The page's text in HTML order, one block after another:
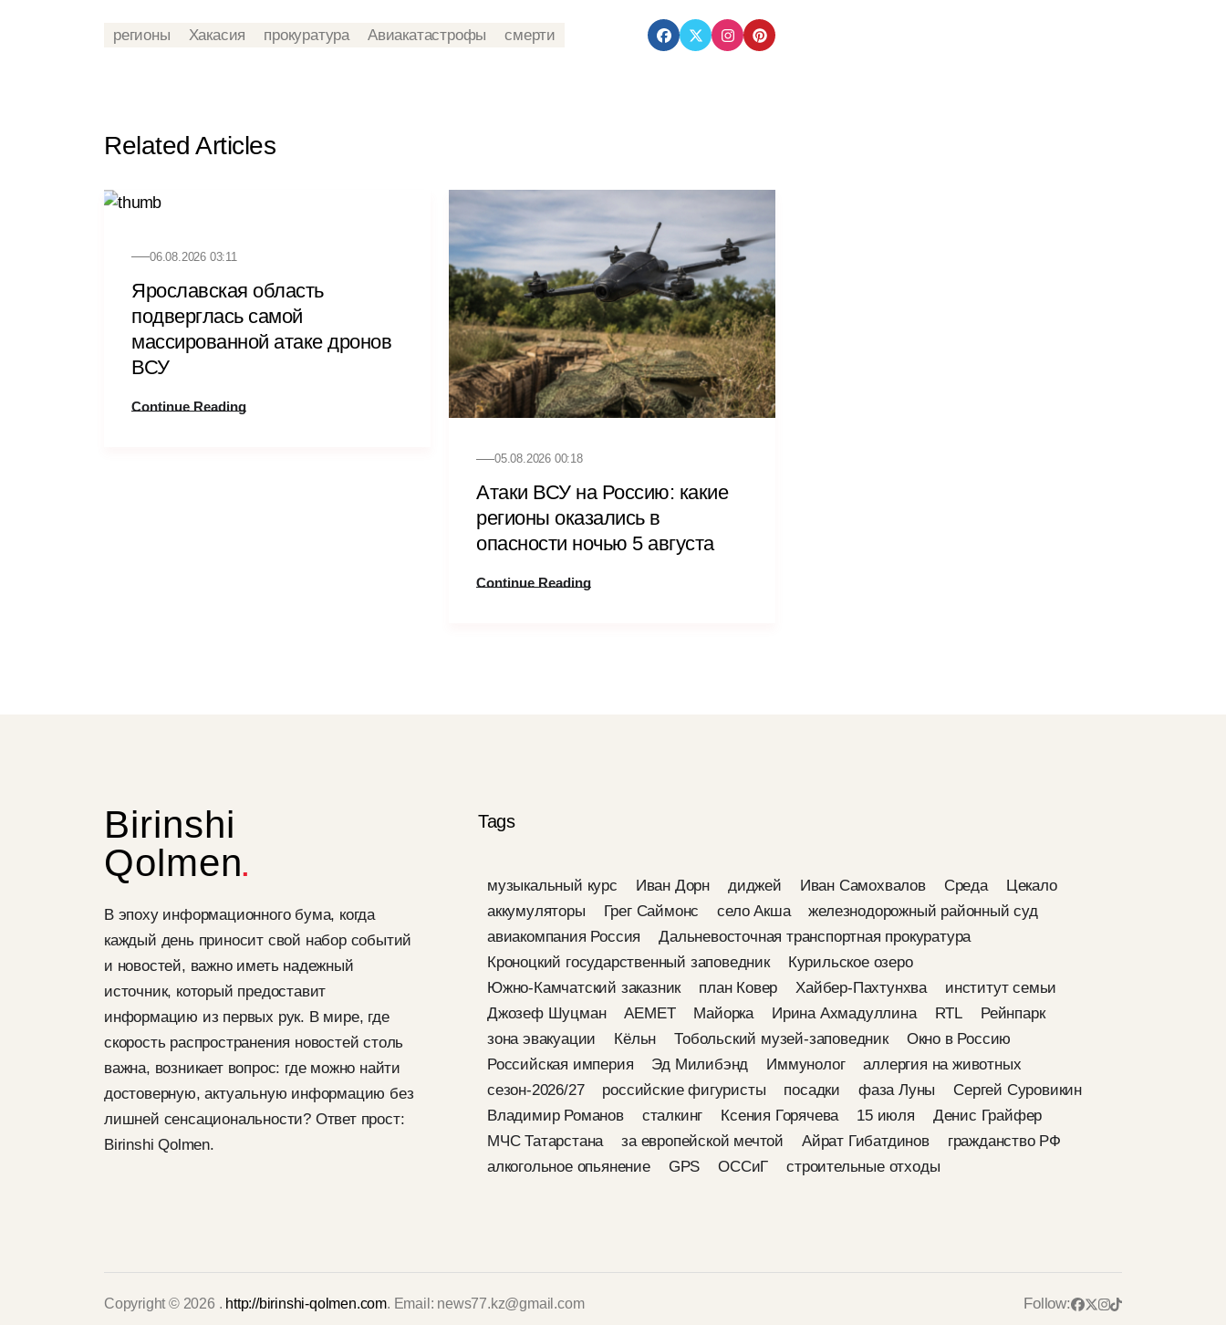
регионы Хакасия прокуратура Авиакатастрофы смерти
Related Articles
06.08.2026 03:11
Ярославская область
подверглась самой
массированной атаке дронов
ВСУ
Continue Reading
05.08.2026 00:18
Атаки ВСУ на Россию: какие
регионы оказались в
опасности ночью 5 августа
Continue Reading
Birinshi
Qolmen
В эпоху информационного бума, когда
каждый день приносит свой набор событий
и новостей, важно иметь надежный
источник, который предоставит
информацию из первых рук. В мире, где
скорость распространения новостей столь
важна, возникает вопрос: где можно найти
достоверную, актуальную информацию без
лишней сенсациональности? Ответ прост:
Birinshi Qolmen.
Tags
музыкальный курс Иван Дорн диджей Иван Самохвалов Среда
Цекало
аккумуляторы
Грег Саймонс село Акша
железнодорожный районный суд
авиакомпания Россия
Дальневосточная транспортная прокуратура
Кроноцкий государственный заповедник
Курильское озеро
Южно-Камчатский заказник
план Ковер Хайбер-Пахтунхва
институт семьи
Джозеф Шуцман
AEMET Майорка Ирина Ахмадуллина RTL
Рейнпарк
зона эвакуации
Кёльн Тобольский музей-заповедник
Окно в Россию
Российская империя
Эд Милибэнд Иммунолог
аллергия на животных
сезон-2026/27
российские фигуристы посадки фаза Луны
Сергей Суровикин
Владимир Романов
сталкинг Ксения Горячева 15 июля
Денис Грайфер
МЧС Татарстана
за европейской мечтой Айрат Гибатдинов
гражданство РФ
алкогольное опьянение
GPS ОССиГ строительные отходы
Copyright © 2026 . http://birinshi-qolmen.com. Email: news77.kz@gmail.com Follow: